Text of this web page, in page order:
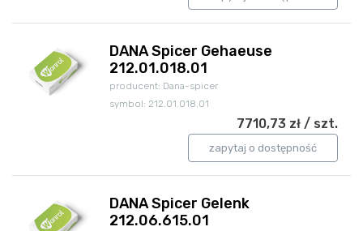
DANA Spicer Gehaeuse
212.01.018.01
producent: Dana-spicer
symbol: 212.01.018.01
7710,73 zł / szt.
zapytaj o dostępność
DANA Spicer Gelenk
212.06.615.01